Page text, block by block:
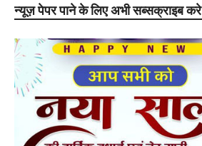
न्यूज़ पेपर पाने के लिए अभी सब्सक्राइब करे